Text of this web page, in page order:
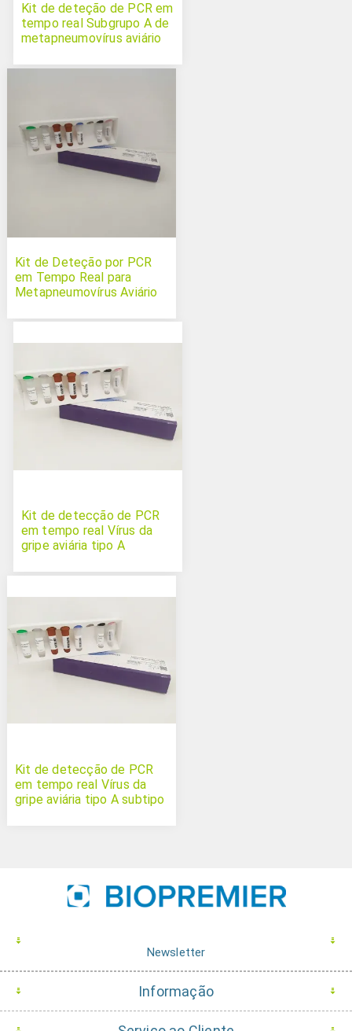
Kit de deteção de PCR em
tempo real Subgrupo A de
metapneumovírus aviário
Kit de Deteção por PCR
em Tempo Real para
Metapneumovírus Aviário
Kit de detecção de PCR
em tempo real Vírus da
gripe aviária tipo A
Kit de detecção de PCR
em tempo real Vírus da
gripe aviária tipo A subtipo
Newsletter
Informação